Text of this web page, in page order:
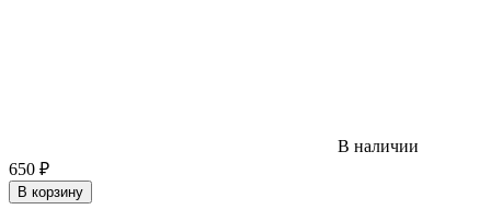
В наличии
650 ₽
В корзину